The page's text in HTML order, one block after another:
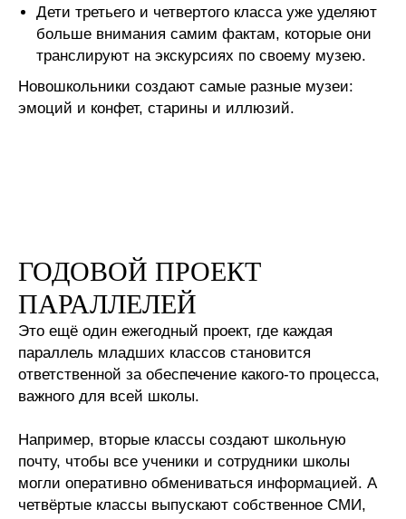
Дети третьего и четвертого класса уже уделяют
больше внимания самим фактам, которые они
транслируют на экскурсиях по своему музею.
Новошкольники создают самые разные музеи:
эмоций и конфет, старины и иллюзий.
ГОДОВОЙ ПРОЕКТ
ПАРАЛЛЕЛЕЙ
Это ещё один ежегодный проект, где каждая
параллель младших классов становится
ответственной за обеспечение какого-то процесса,
важного для всей школы.
Например, вторые классы создают школьную
почту, чтобы все ученики и сотрудники школы
могли оперативно обмениваться информацией. А
четвёртые классы выпускают собственное СМИ,